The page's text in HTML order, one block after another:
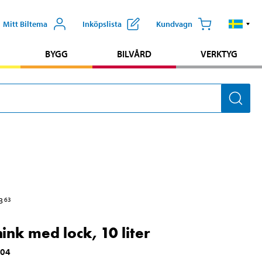
Mitt Biltema Inköpslista Kundvagn
BYGG BILVÅRD VERKTYG
63
med lock, 10 liter